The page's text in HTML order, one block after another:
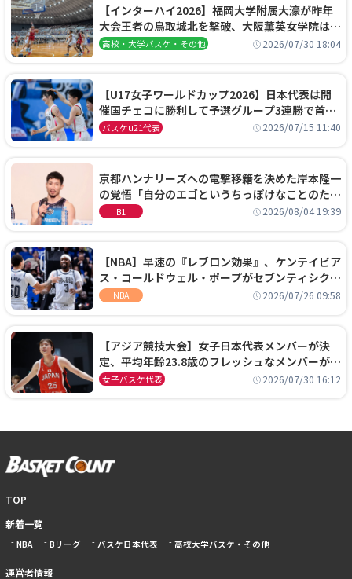
【インターハイ2026】福岡大学附属大濠が昨年
大会王者の鳥取城北を撃破、大阪薫英女学院は岐
阜女子に完勝、大会3日目試合結果
高校・大学バスケ・その他 2026/07/30 18:04
【U17女子ワールドカップ2026】日本代表は開
催国チェコに勝利して予選グループ3連勝で首位
通過！準々決勝の相手はエジプトに決定
バスケu21代表 2026/07/15 11:40
京都ハンナリーズへの電撃移籍を決めた岸本隆一
の覚悟「自分のエゴというちっぽけなことのため
に、京都に来たわけではない」
B1 2026/08/04 19:39
【NBA】早速の『レブロン効果』、ケンテイビア
ス・コールドウェル・ポープがセブンティシクサ
ーズに1年契約で加入
NBA 2026/07/26 09:58
【アジア競技大会】女子日本代表メンバーが決
定、平均年齢23.8歳のフレッシュなメンバーが日
本開催の大舞台で頂点を狙う
女子バスケ代表 2026/07/30 16:12
TOP
新着一覧
NBA Bリーグ バスケ日本代表 高校大学バスケ・その他
運営者情報